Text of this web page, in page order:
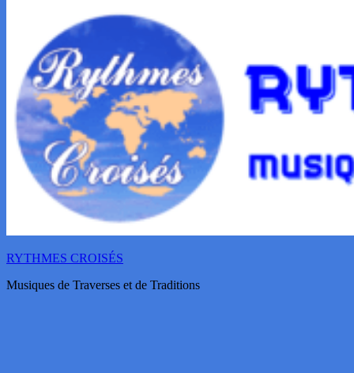
RYTHMES CROISÉS
Musiques de Traverses et de Traditions